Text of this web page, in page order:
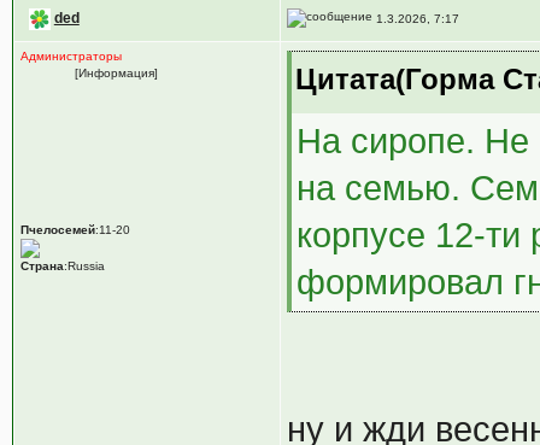
ded 1.3.2026, 7:17
Администраторы
[Информация]
Пчелосемей:11-20
Страна:Russia
Цитата(Горма
На сиропе. Не
на семью.
корпусе 12-
формировал
ну и жди